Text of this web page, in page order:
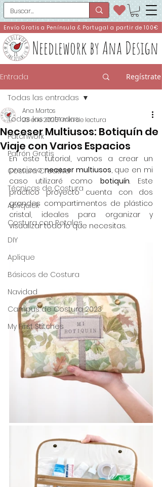
Needlework by Ana Design
Envío Gratis a Península & Portugal a partir de 100€
Entrada Regístrate
Todas las entradas
Patchwork
Patrón Gratis
Costura Creativa
Técnicas de Costura
Apliquick
Costura con Retales
DIY
Aplique
Básicos de Costura
Navidad
Campus de Costura 2023
My First Stitches
Todas las entradas
Neceser Multiusos: Botiquín de
Viaje con Varios Espacios
Ana Martos
23 ene 20251 min de lectura
En este tutorial, vamos a crear un
precioso neceser multiusos, que en mi
caso utilizaré como botiquín. Este
práctico proyecto cuenta con dos
grandes compartimentos de plástico
cristal, ideales para organizar y
visualizar todo lo que necesitas.